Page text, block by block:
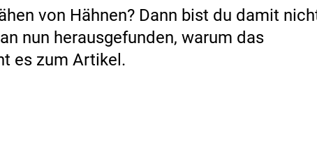
von Hähnen? Dann bist du damit
nun herausgefunden, warum das
es zum Artikel.